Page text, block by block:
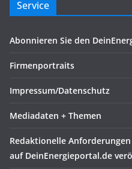
Service
Abonnieren Sie den
Firmenportraits
Impressum/Datenschutz
Mediadaten + Themen
Redaktionelle
auf DeinEnergieportal.de